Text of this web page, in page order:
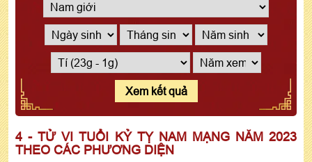
Xem kết quả
4 - TỬ VI TUỔI KỶ TỴ NAM MẠNG NĂM 2023
THEO CÁC PHƯƠNG DIỆN